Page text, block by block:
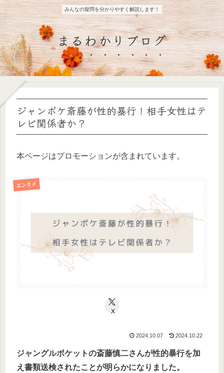
みんなの疑問を分かりやすく解説します！
まるわかりブログ
ジャンポケ斎藤が性的暴行！相手女性はテ
レビ関係者か？
本ページはプロモーションが含まれています。
エンタメ
X
2024.10.07 2024.10.22
ジャングルポケットの斎藤慎二さんが性的暴行を加
え書類送検されたことが明らかになりました。